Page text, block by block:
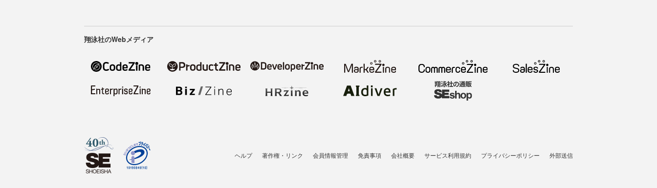
翔泳社のWebメディア
ヘルプ 著作権・リンク 会員情報管理 免責事項 会社概要 サービス利用規約 プライバシーポリシー 外部送信